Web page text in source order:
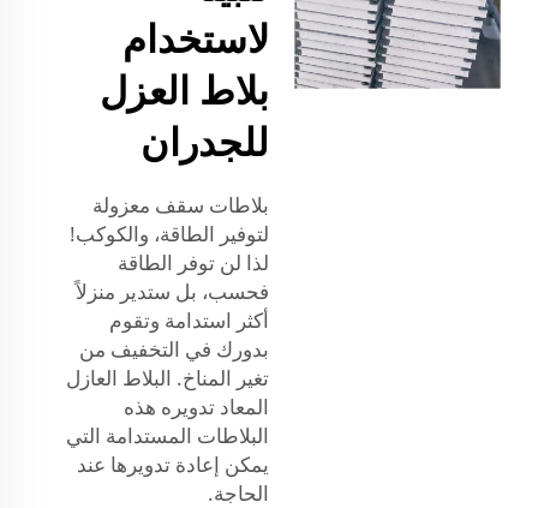
لاستخدام
بلاط العزل
للجدران
بلاطات سقف معزولة
لتوفير الطاقة، والكوكب!
لذا لن توفر الطاقة
فحسب، بل ستدير منزلاً
أكثر استدامة وتقوم
بدورك في التخفيف من
تغير المناخ. البلاط العازل
المعاد تدويره هذه
البلاطات المستدامة التي
يمكن إعادة تدويرها عند
الحاجة.